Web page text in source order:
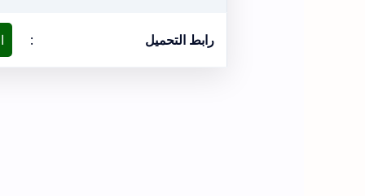
رابط التحميل :